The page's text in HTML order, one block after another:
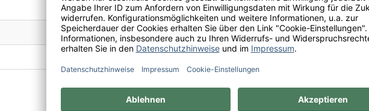
10-12°C
Denominación de Origen Jerez Sherry, Medium Sweet, Product of